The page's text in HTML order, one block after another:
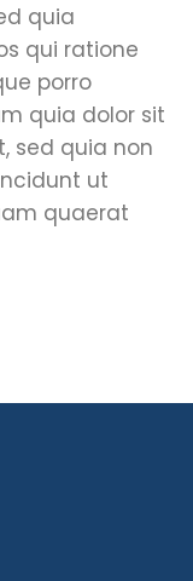
quia
qui ratione
porro
quia dolor sit
sed quia non
ut
quaerat